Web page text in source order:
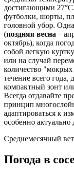
достигающими
футболки, шорты,
головной убор.
(поздняя весна –
октябрь), когда
собой легкую
или на случай
количество "мокрых
течение всего
компактный зонт
Всегда отдавайте
принцип
адаптироваться к
особенно
Среднемесячный
Погода в